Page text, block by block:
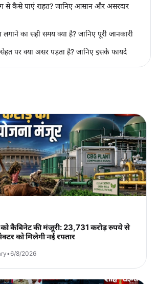
से कैसे पाएं राहत? जानिए आसान और असरदार
लगाने का सही समय क्या है? जानिए पूरी जानकारी
सेहत पर क्या असर पड़ता है? जानिए इसके फायदे
को कैबिनेट की मंजूरी: 23,731 करोड़ रुपये से
को मिलेगी नई रफ्तार
•6/8/2026